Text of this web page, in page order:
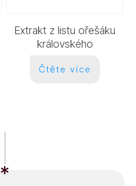
Extrakt z listu ořešáku
královského
Čtěte více